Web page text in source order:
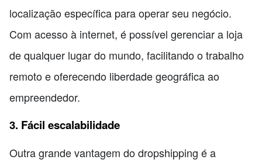
localização específica para operar seu negócio.
Com acesso à internet, é possível gerenciar a loja
de qualquer lugar do mundo, facilitando o trabalho
remoto e oferecendo liberdade geográfica ao
empreendedor.
3. Fácil escalabilidade
Outra grande vantagem do dropshipping é a